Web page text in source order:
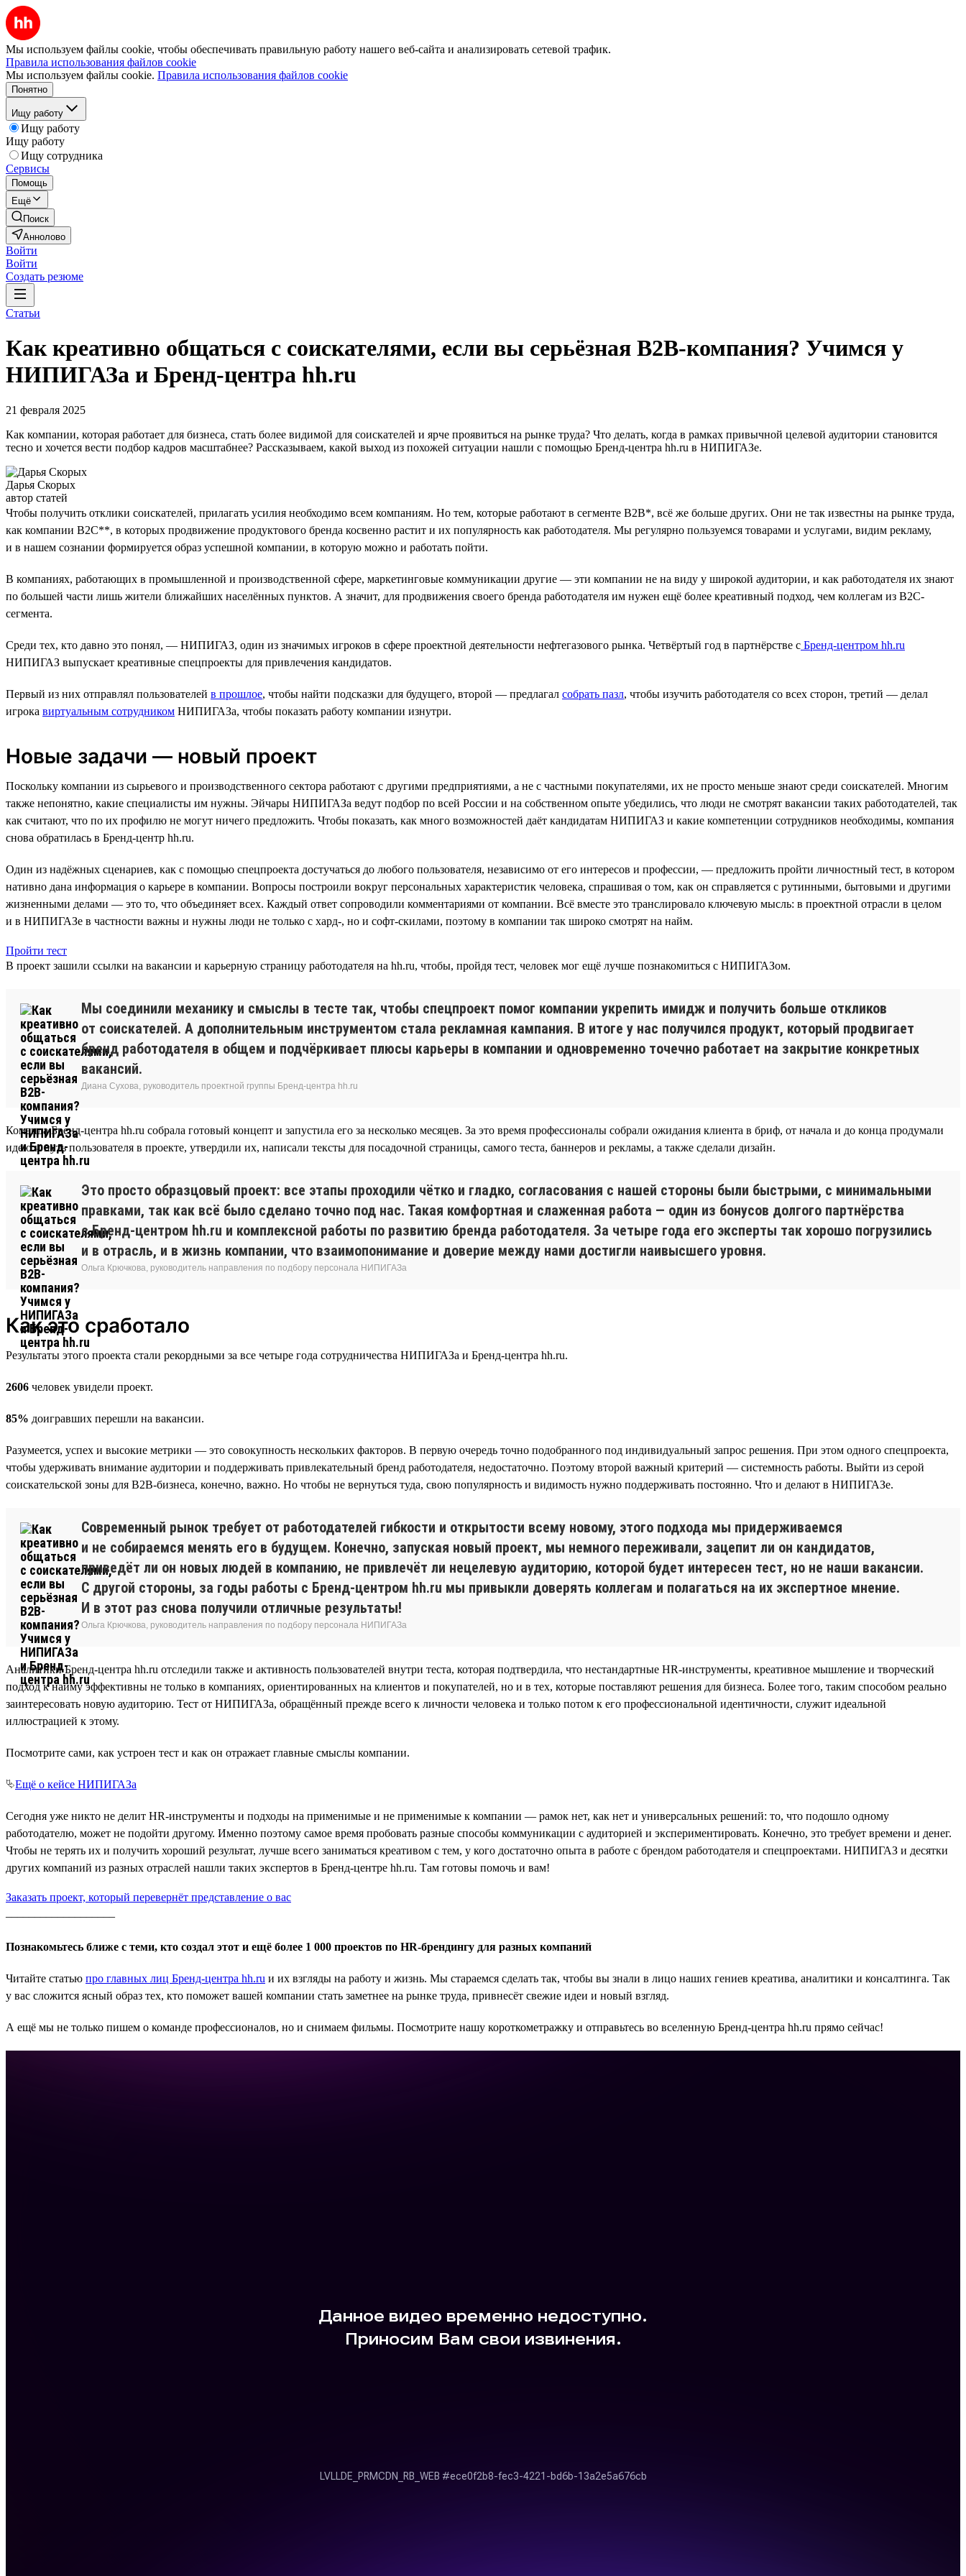
Мы используем файлы cookie, чтобы обеспечивать правильную работу нашего веб-сайта и анализировать сетевой трафик.
Правила использования файлов cookie
Мы используем файлы cookie. Правила использования файлов cookie
Понятно
Ищу работу
Ищу работу
Ищу работу
Ищу сотрудника
Сервисы
Помощь
Ещё
Поиск
Аннолово
Войти
Войти
Создать резюме
Статьи
Как креативно общаться с соискателями, если вы серьёзная B2B-компания? Учимся у
НИПИГАЗа и Бренд-центра hh.ru
21 февраля 2025
Как компании, которая работает для бизнеса, стать более видимой для соискателей и ярче проявиться на рынке труда? Что делать, когда в рамках привычной целевой аудитории становится
тесно и хочется вести подбор кадров масштабнее? Рассказываем, какой выход из похожей ситуации нашли с помощью Бренд-центра hh.ru в НИПИГАЗе.
Дарья Скорых
автор статей
Чтобы получить отклики соискателей, прилагать усилия необходимо всем компаниям. Но тем, которые работают в сегменте B2B*, всё же больше других. Они не так известны на рынке труда,
как компании B2C**, в которых продвижение продуктового бренда косвенно растит и их популярность как работодателя. Мы регулярно пользуемся товарами и услугами, видим рекламу,
и в нашем сознании формируется образ успешной компании, в которую можно и работать пойти.
В компаниях, работающих в промышленной и производственной сфере, маркетинговые коммуникации другие — эти компании не на виду у широкой аудитории, и как работодателя их знают
по большей части лишь жители ближайших населённых пунктов. А значит, для продвижения своего бренда работодателя им нужен ещё более креативный подход, чем коллегам из B2C-
сегмента.
Среди тех, кто давно это понял, — НИПИГАЗ, один из значимых игроков в сфере проектной деятельности нефтегазового рынка. Четвёртый год в партнёрстве с Бренд-центром hh.ru
НИПИГАЗ выпускает креативные спецпроекты для привлечения кандидатов.
Первый из них отправлял пользователей в прошлое, чтобы найти подсказки для будущего, второй — предлагал собрать пазл, чтобы изучить работодателя со всех сторон, третий — делал
игрока виртуальным сотрудником НИПИГАЗа, чтобы показать работу компании изнутри.
Новые задачи — новый проект
Поскольку компании из сырьевого и производственного сектора работают с другими предприятиями, а не с частными покупателями, их не просто меньше знают среди соискателей. Многим
также непонятно, какие специалисты им нужны. Эйчары НИПИГАЗа ведут подбор по всей России и на собственном опыте убедились, что люди не смотрят вакансии таких работодателей, так
как считают, что по их профилю не могут ничего предложить. Чтобы показать, как много возможностей даёт кандидатам НИПИГАЗ и какие компетенции сотрудников необходимы, компания
снова обратилась в Бренд-центр hh.ru.
Один из надёжных сценариев, как с помощью спецпроекта достучаться до любого пользователя, независимо от его интересов и профессии, — предложить пройти личностный тест, в котором
нативно дана информация о карьере в компании. Вопросы построили вокруг персональных характеристик человека, спрашивая о том, как он справляется с рутинными, бытовыми и другими
жизненными делами — это то, что объединяет всех. Каждый ответ сопроводили комментариями от компании. Всё вместе это транслировало ключевую мысль: в проектной отрасли в целом
и в НИПИГАЗе в частности важны и нужны люди не только с хард-, но и софт-скилами, поэтому в компании так широко смотрят на найм.
Пройти тест
В проект зашили ссылки на вакансии и карьерную страницу работодателя на hh.ru, чтобы, пройдя тест, человек мог ещё лучше познакомиться с НИПИГАЗом.
Мы соединили механику и смыслы в тесте так, чтобы спецпроект помог компании укрепить имидж и получить больше откликов
от соискателей. А дополнительным инструментом стала рекламная кампания. В итоге у нас получился продукт, который продвигает
бренд работодателя в общем и подчёркивает плюсы карьеры в компании и одновременно точечно работает на закрытие конкретных
вакансий.
Диана Сухова, руководитель проектной группы Бренд-центра hh.ru
Команда Бренд-центра hh.ru собрала готовый концепт и запустила его за несколько месяцев. За это время профессионалы собрали ожидания клиента в бриф, от начала и до конца продумали
идею и путь пользователя в проекте, утвердили их, написали тексты для посадочной страницы, самого теста, баннеров и рекламы, а также сделали дизайн.
Это просто образцовый проект: все этапы проходили чётко и гладко, согласования с нашей стороны были быстрыми, с минимальными
правками, так как всё было сделано точно под нас. Такая комфортная и слаженная работа — один из бонусов долгого партнёрства
с Бренд-центром hh.ru и комплексной работы по развитию бренда работодателя. За четыре года его эксперты так хорошо погрузились
и в отрасль, и в жизнь компании, что взаимопонимание и доверие между нами достигли наивысшего уровня.
Ольга Крючкова, руководитель направления по подбору персонала НИПИГАЗа
Как это сработало
Результаты этого проекта стали рекордными за все четыре года сотрудничества НИПИГАЗа и Бренд-центра hh.ru.
2606 человек увидели проект.
85% доигравших перешли на вакансии.
Разумеется, успех и высокие метрики — это совокупность нескольких факторов. В первую очередь точно подобранного под индивидуальный запрос решения. При этом одного спецпроекта,
чтобы удерживать внимание аудитории и поддерживать привлекательный бренд работодателя, недостаточно. Поэтому второй важный критерий — системность работы. Выйти из серой
соискательской зоны для B2B-бизнеса, конечно, важно. Но чтобы не вернуться туда, свою популярность и видимость нужно поддерживать постоянно. Что и делают в НИПИГАЗе.
Современный рынок требует от работодателей гибкости и открытости всему новому, этого подхода мы придерживаемся
и не собираемся менять его в будущем. Конечно, запуская новый проект, мы немного переживали, зацепит ли он кандидатов,
приведёт ли он новых людей в компанию, не привлечёт ли нецелевую аудиторию, которой будет интересен тест, но не наши вакансии.
С другой стороны, за годы работы с Бренд-центром hh.ru мы привыкли доверять коллегам и полагаться на их экспертное мнение.
И в этот раз снова получили отличные результаты!
Ольга Крючкова, руководитель направления по подбору персонала НИПИГАЗа
Аналитики Бренд-центра hh.ru отследили также и активность пользователей внутри теста, которая подтвердила, что нестандартные HR-инструменты, креативное мышление и творческий
подход к найму эффективны не только в компаниях, ориентированных на клиентов и покупателей, но и в тех, которые поставляют решения для бизнеса. Более того, таким способом реально
заинтересовать новую аудиторию. Тест от НИПИГАЗа, обращённый прежде всего к личности человека и только потом к его профессиональной идентичности, служит идеальной
иллюстрацией к этому.
Посмотрите сами, как устроен тест и как он отражает главные смыслы компании.
⮱Ещё о кейсе НИПИГАЗа
Сегодня уже никто не делит HR-инструменты и подходы на применимые и не применимые к компании — рамок нет, как нет и универсальных решений: то, что подошло одному
работодателю, может не подойти другому. Именно поэтому самое время пробовать разные способы коммуникации с аудиторией и экспериментировать. Конечно, это требует времени и денег.
Чтобы не терять их и получить хороший результат, лучше всего заниматься креативом с тем, у кого достаточно опыта в работе с брендом работодателя и спецпроектами. НИПИГАЗ и десятки
других компаний из разных отраслей нашли таких экспертов в Бренд-центре hh.ru. Там готовы помочь и вам!
Заказать проект, который перевернёт представление о вас
Познакомьтесь ближе с теми, кто создал этот и ещё более 1 000 проектов по HR-брендингу для разных компаний
Читайте статью про главных лиц Бренд-центра hh.ru и их взгляды на работу и жизнь. Мы стараемся сделать так, чтобы вы знали в лицо наших гениев креатива, аналитики и консалтинга. Так
у вас сложится ясный образ тех, кто поможет вашей компании стать заметнее на рынке труда, привнесёт свежие идеи и новый взгляд.
А ещё мы не только пишем о команде профессионалов, но и снимаем фильмы. Посмотрите нашу короткометражку и отправьтесь во вселенную Бренд-центра hh.ru прямо сейчас!